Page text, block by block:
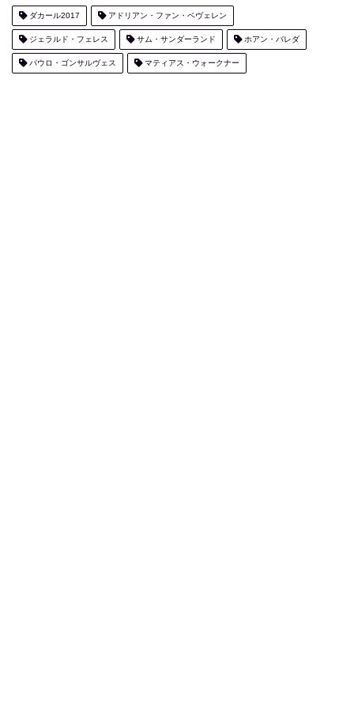
ダカール2017 アドリアン・ファン・ベヴェレン
ジェラルド・フェレス サム・サンダーランド ホアン・バレダ
パウロ・ゴンサルヴェス マティアス・ウォークナー